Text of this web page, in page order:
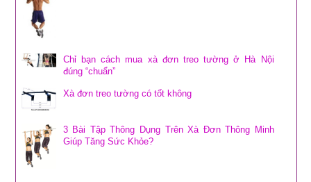
Chỉ bạn cách mua xà đơn treo tường ở Hà Nội
đúng “chuẩn”
Xà đơn treo tường có tốt không
3 Bài Tập Thông Dụng Trên Xà Đơn Thông Minh
Giúp Tăng Sức Khỏe?